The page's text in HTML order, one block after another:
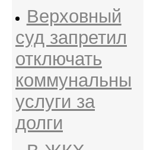
Верховный
суд запретил
отключать
коммунальны
услуги за
долги